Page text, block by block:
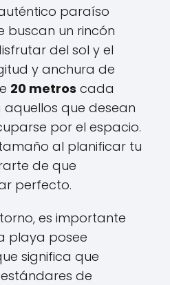
paraíso
buscan un rincón
del sol y el
y anchura de
20 metros cada
que desean
por el espacio.
al planificar tu
de que
perfecto.
es importante
playa posee
significa que
de